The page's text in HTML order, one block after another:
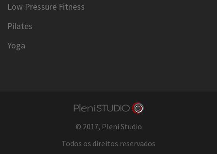
Low Pressure Fitness
Pilates
Yoga
© 2017, Pleni Studio
Todos os direitos reservados